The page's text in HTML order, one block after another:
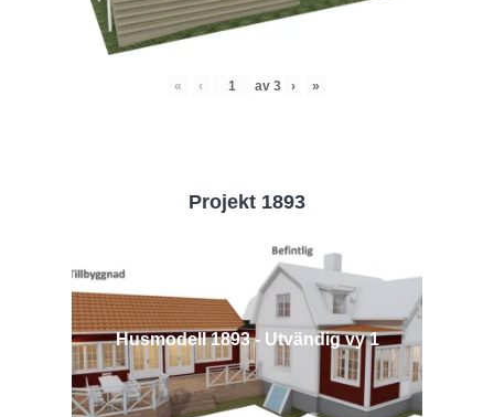
« ‹ av 3 › »
Projekt 1893
Husmodell 1893 - Utvändig vy 1